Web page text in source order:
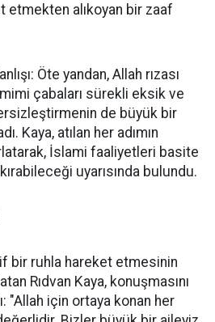
etmekten alıkoyan bir zaaf
Öte yandan, Allah rızası
çabaları sürekli eksik ve
de büyük bir
Kaya, atılan her adımın
İslami faaliyetleri basite
uyarısında bulundu.
bir ruhla hareket etmesinin
Rıdvan Kaya, konuşmasını
"Allah için ortaya konan her